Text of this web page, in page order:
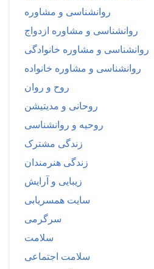
روانشناسی و مشاوره
روانشناسی و مشاوره ازدواج
روانشناسی و مشاوره خانوادگی
روانشناسی و مشاوره خانواده
روح و روان
روحانی و مدیتیشن
روحیه و روانشناسی
زندگی مشترک
زندگی هنرمندان
زیبایی و آرایش
سایت همسریابی
سرگرمی
سلامت
سلامت اجتماعی